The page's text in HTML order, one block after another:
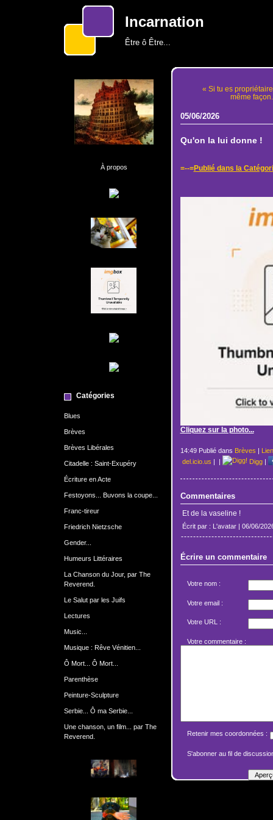
Incarnation
Être ô Être...
À propos
Catégories
Blues
Brèves
Brèves Libérales
Citadelle : Saint-Exupéry
Écriture en Acte
Festoyons... Buvons la coupe...
Franc-tireur
Friedrich Nietzsche
Gender...
Humeurs Littéraires
La Chanson du Jour, par The
Reverend.
Le Salut par les Juifs
Lectures
Music...
Musique : Rêve Vénitien...
Ô Mort... Ô Mort...
Parenthèse
Peinture-Sculpture
Serbie... Ô ma Serbie...
Une chanson, un film... par The
Reverend.
« Si tu es
même
05/06/2026
Qu'on la lui donne !
=--=Publié dans la
Cliquez sur la photo...
14:49 Publié dans Brèves |
del.icio.us | | Digg|
Commentaires
Et de la vaseline !
Écrit par : L'avatar | 06/06/
Écrire un commentaire
Votre nom :
Votre email :
Votre URL :
Votre commentaire :
Retenir mes coordonnées :
S'abonner au fil de